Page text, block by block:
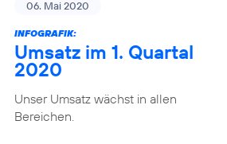
06. Mai 2020
INFOGRAFIK:
Umsatz im 1. Quartal
2020
Unser Umsatz wächst in allen
Bereichen.